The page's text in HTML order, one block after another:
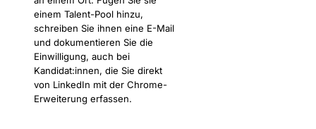
einem Talent-Pool hinzu,
schreiben Sie ihnen eine E-Mail
und dokumentieren Sie die
Einwilligung, auch bei
Kandidat:innen, die Sie direkt
von LinkedIn mit der Chrome-
Erweiterung erfassen.